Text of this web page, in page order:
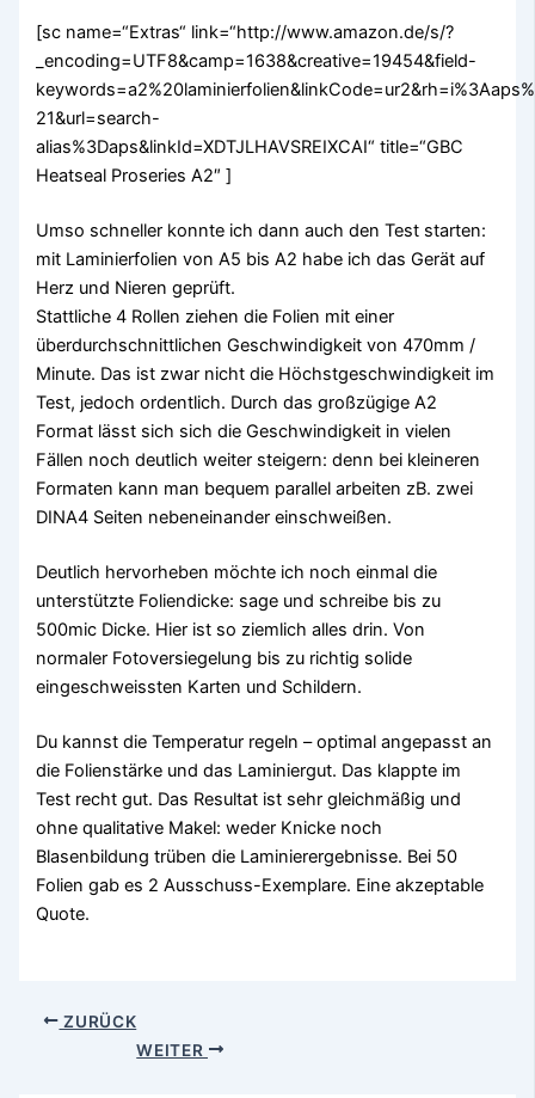
[sc name=“Extras“ link=“http://www.amazon.de/s/?
_encoding=UTF8&camp=1638&creative=19454&field-
21&url=search-
alias%3Daps&linkId=XDTJLHAVSREIXCAI“ title=“GBC
Heatseal Proseries A2″ ]
Umso schneller konnte ich dann auch den Test starten:
mit Laminierfolien von A5 bis A2 habe ich das Gerät auf
Herz und Nieren geprüft.
Stattliche 4 Rollen ziehen die Folien mit einer
überdurchschnittlichen Geschwindigkeit von 470mm /
Minute. Das ist zwar nicht die Höchstgeschwindigkeit im
Test, jedoch ordentlich. Durch das großzügige A2
Format lässt sich sich die Geschwindigkeit in vielen
Fällen noch deutlich weiter steigern: denn bei kleineren
Formaten kann man bequem parallel arbeiten zB. zwei
DINA4 Seiten nebeneinander einschweißen.
Deutlich hervorheben möchte ich noch einmal die
unterstützte Foliendicke: sage und schreibe bis zu
500mic Dicke. Hier ist so ziemlich alles drin. Von
normaler Fotoversiegelung bis zu richtig solide
eingeschweissten Karten und Schildern.
Du kannst die Temperatur regeln – optimal angepasst an
die Folienstärke und das Laminiergut. Das klappte im
Test recht gut. Das Resultat ist sehr gleichmäßig und
ohne qualitative Makel: weder Knicke noch
Blasenbildung trüben die Laminierergebnisse. Bei 50
Folien gab es 2 Ausschuss-Exemplare. Eine akzeptable
Quote.
ZURÜCK
WEITER